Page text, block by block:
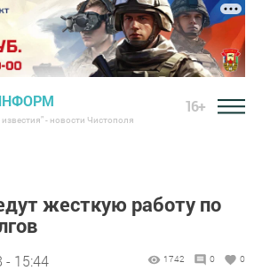
- новости Чистополя
16+
жесткую работу по
- 15:44 1742 0 0